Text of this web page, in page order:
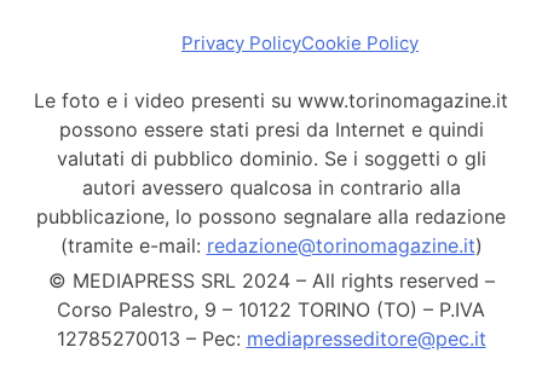
Privacy PolicyCookie Policy
Le foto e i video presenti su www.torinomagazine.it
possono essere stati presi da Internet e quindi
valutati di pubblico dominio. Se i soggetti o gli
autori avessero qualcosa in contrario alla
pubblicazione, lo possono segnalare alla redazione
(tramite e-mail: redazione@torinomagazine.it)
© MEDIAPRESS SRL 2024 – All rights reserved –
Corso Palestro, 9 – 10122 TORINO (TO) – P.IVA
12785270013 – Pec: mediapresseditore@pec.it